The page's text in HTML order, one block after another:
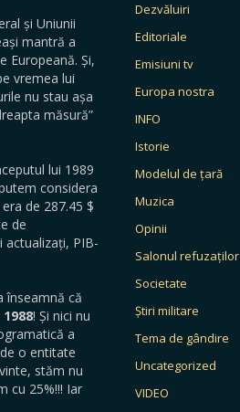
și Uniunii
mantră a
Europeană. Și,
vremea lui
nu stau așa
măsură”
lui 1989
considera
de 287.45 $
de
actualizați, PIB-
înseamnă că
! Și nici nu
a
o entitate
stăm nu
cu 25%!!! Iar
Dezvăluiri
Editoriale
Emisiuni tv
Europa nostra
INFO
Istorie
Modelul de țară
Muzica
Opinii
Salonul refuzaților
Societate
Știri militare
Tema de gândire
Uncategorized
VIDEO